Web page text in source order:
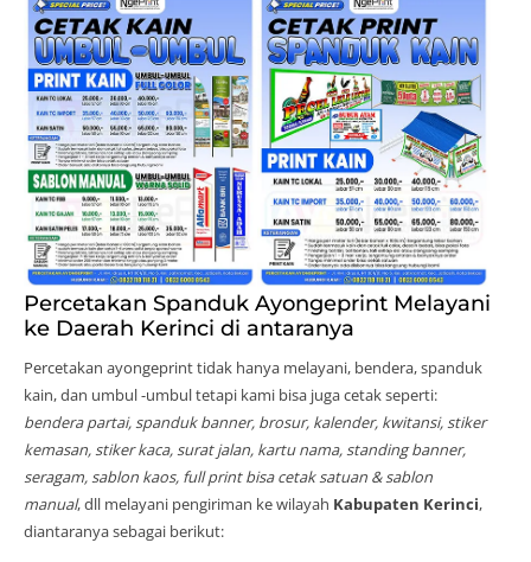
Percetakan Spanduk Ayongeprint Melayani
ke Daerah Kerinci di antaranya
Percetakan ayongeprint tidak hanya melayani, bendera, spanduk
kain, dan umbul -umbul tetapi kami bisa juga cetak seperti:
bendera partai, spanduk banner, brosur, kalender, kwitansi, stiker
kemasan, stiker kaca, surat jalan, kartu nama, standing banner,
seragam, sablon kaos, full print bisa cetak satuan & sablon
manual, dll melayani pengiriman ke wilayah Kabupaten Kerinci,
diantaranya sebagai berikut: